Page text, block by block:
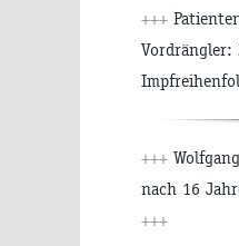
+++
Vordrängler:
+++
nach 16
+++